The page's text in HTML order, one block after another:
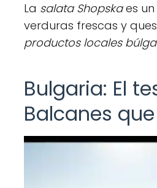
La salata Shopskaes un
verduras frescas y
productos locales
Bulgaria: El
Balcanes